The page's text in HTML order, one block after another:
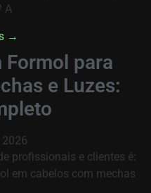
A
→
para
e Luzes:
profissionais e clientes é:
em cabelos com mechas